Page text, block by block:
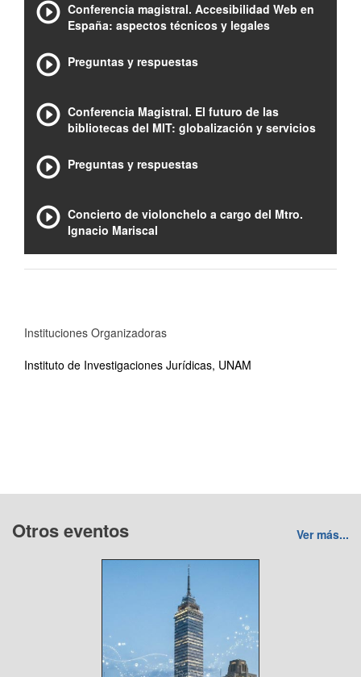
Conferencia magistral. Accesibilidad Web en
España: aspectos técnicos y legales
Preguntas y respuestas
Conferencia Magistral. El futuro de las
bibliotecas del MIT: globalización y servicios
Preguntas y respuestas
Concierto de violonchelo a cargo del Mtro.
Ignacio Mariscal
Instituciones Organizadoras
Instituto de Investigaciones Jurídicas, UNAM
Otros eventos Ver más...